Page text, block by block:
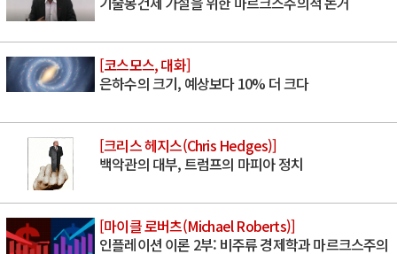
[코스모스, 대화]
은하수의 크기, 예상보다 10% 더 크다
[크리스 헤지스(Chris Hedges)]
백악관의 대부, 트럼프의 마피아 정치
[마이클 로버츠(Michael Roberts)]
인플레이션 이론 2부: 비주류 경제학과 마르크스주의